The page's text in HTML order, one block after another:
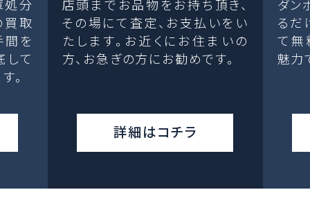
処分
取
間を
して
。
店頭までお品物をお持ち頂き、
その場にて査定、お支払いをい
たします。お近くにお住まいの
方、お急ぎの方にお勧めです。
詳細はコチラ
ダン
るだ
て無
魅力